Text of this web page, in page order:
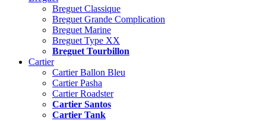
Breguet Classique
Breguet Grande Complication
Breguet Marine
Breguet Type XX
Breguet Tourbillon
Cartier
Cartier Ballon Bleu
Cartier Pasha
Cartier Roadster
Cartier Santos
Cartier Tank